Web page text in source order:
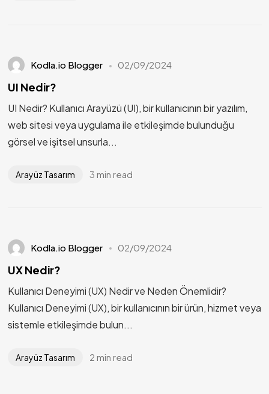
Kodla.io Blogger 02/09/2024
UI Nedir?
UI Nedir? Kullanıcı Arayüzü (UI), bir kullanıcının bir yazılım,
web sitesi veya uygulama ile etkileşimde bulunduğu
görsel ve işitsel unsurla...
Arayüz Tasarım 3 min read
Kodla.io Blogger 02/09/2024
UX Nedir?
Kullanıcı Deneyimi (UX) Nedir ve Neden Önemlidir?
Kullanıcı Deneyimi (UX), bir kullanıcının bir ürün, hizmet veya
sistemle etkileşimde bulun...
Arayüz Tasarım 2 min read
Got aPROJECT
IN MIND?